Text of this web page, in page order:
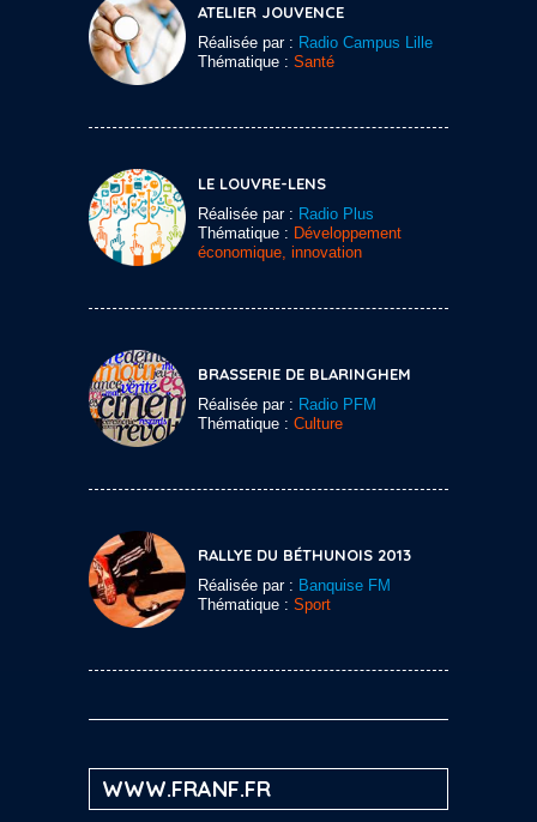
ATELIER JOUVENCE
Réalisée par : Radio Campus Lille
Thématique : Santé
LE LOUVRE-LENS
Réalisée par : Radio Plus
Thématique : Développement
économique, innovation
BRASSERIE DE BLARINGHEM
Réalisée par : Radio PFM
Thématique : Culture
RALLYE DU BÉTHUNOIS 2013
Réalisée par : Banquise FM
Thématique : Sport
WWW.FRANF.FR